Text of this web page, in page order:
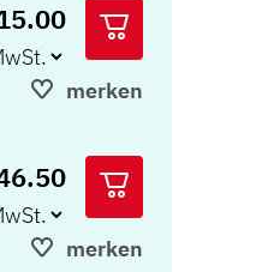
merken
merken